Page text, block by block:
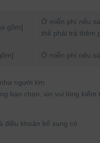
gồm]
Ở miễn phí nếu
thể phải trả thêm
Ở miễn phí nếu
người lớn
bạn chọn, xin vui lòng
điều khoản bổ sung có